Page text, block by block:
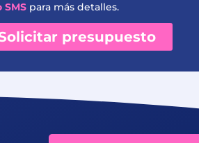
para más detalles.
presupuesto